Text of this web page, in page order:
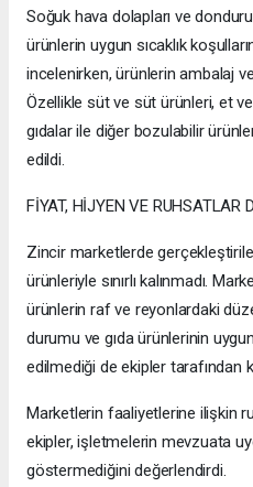
Soğuk hava dolapları ve
ürünlerin uygun sıcaklık
incelenirken, ürünlerin ambalaj
Özellikle süt ve süt ürünleri, et
gıdalar ile diğer bozulabilir
edildi.
FİYAT, HİJYEN VE RUHSATLAR
Zincir marketlerde
ürünleriyle sınırlı kalınmadı.
ürünlerin raf ve reyonlardaki
durumu ve gıda ürünlerinin
edilmediği de ekipler tarafından
Marketlerin faaliyetlerine ilişkin
ekipler, işletmelerin mevzuata
göstermediğini değerlendirdi.